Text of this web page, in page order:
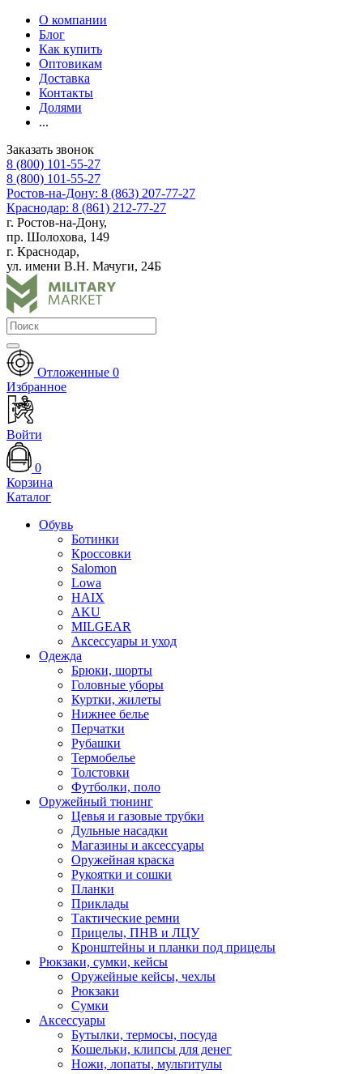
О компании
Блог
Как купить
Оптовикам
Доставка
Контакты
Долями
...
Заказать звонок
8 (800) 101-55-27
8 (800) 101-55-27
Ростов-на-Дону: 8 (863) 207-77-27
Краснодар: 8 (861) 212-77-27
г. Ростов-на-Дону,
пр. Шолохова, 149
г. Краснодар,
ул. имени В.Н. Мачуги, 24Б
Отложенные 0
Избранное
Войти
0
Корзина
Каталог
Обувь
Ботинки
Кроссовки
Salomon
Lowa
HAIX
AKU
MILGEAR
Аксессуары и уход
Одежда
Брюки, шорты
Головные уборы
Куртки, жилеты
Нижнее белье
Перчатки
Рубашки
Термобелье
Толстовки
Футболки, поло
Оружейный тюнинг
Цевья и газовые трубки
Дульные насадки
Магазины и аксессуары
Оружейная краска
Рукоятки и сошки
Планки
Приклады
Тактические ремни
Прицелы, ПНВ и ЛЦУ
Кронштейны и планки под прицелы
Рюкзаки, сумки, кейсы
Оружейные кейсы, чехлы
Рюкзаки
Сумки
Аксессуары
Бутылки, термосы, посуда
Кошельки, клипсы для денег
Ножи, лопаты, мультитулы